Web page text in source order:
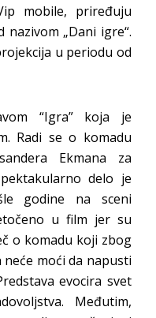
mobile, priređuju
„Dani igre“.
u periodu od
“Igra” koja je
Radi se o komadu
Ekmana za
delo je
godine na sceni
u film jer su
o komadu koji zbog
moći da napusti
evocira svet
Međutim,